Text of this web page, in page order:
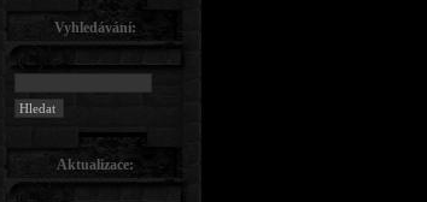
Vyhledávání:
Aktualizace: